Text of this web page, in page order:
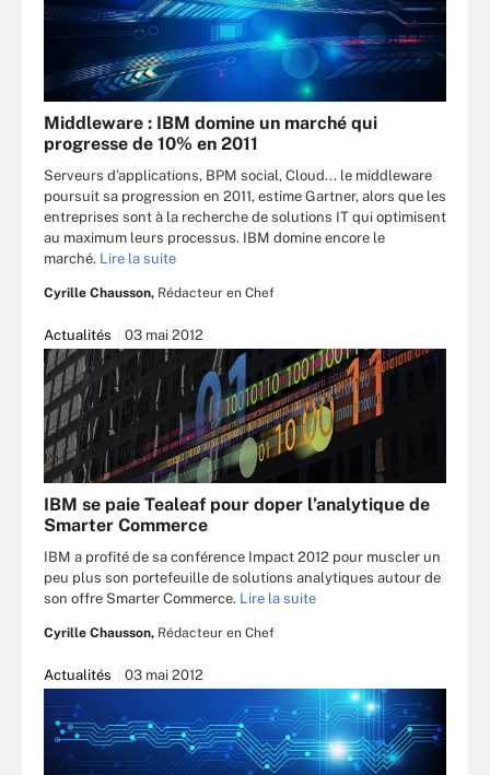
Middleware : IBM domine un marché qui
progresse de 10% en 2011
Serveurs d’applications, BPM social, Cloud... le middleware
poursuit sa progression en 2011, estime Gartner, alors que les
entreprises sont à la recherche de solutions IT qui optimisent
au maximum leurs processus. IBM domine encore le
marché. Lire la suite
Cyrille Chausson, Rédacteur en Chef
Actualités 03 mai 2012
IBM se paie Tealeaf pour doper l’analytique de
Smarter Commerce
IBM a profité de sa conférence Impact 2012 pour muscler un
peu plus son portefeuille de solutions analytiques autour de
son offre Smarter Commerce. Lire la suite
Cyrille Chausson, Rédacteur en Chef
Actualités 03 mai 2012